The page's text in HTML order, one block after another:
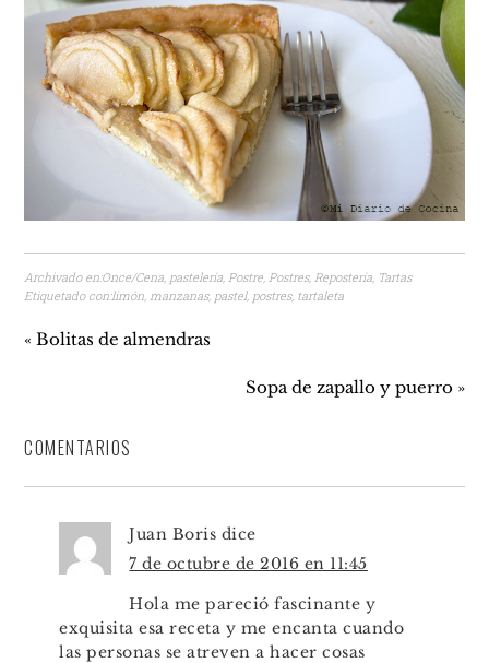
Archivado en:Once/Cena pastelería Postre Postres, Repostería Tartas
Etiquetado con:limón manzanas, pastel, postres, tartaleta
« Bolitas de almendras
Sopa de zapallo y puerro »
COMENTARIOS
Juan Boris dice
7 de octubre de 2016 en 11:45
Hola me pareció fascinante y
exquisita esa receta y me encanta cuando
las personas se atreven a hacer cosas